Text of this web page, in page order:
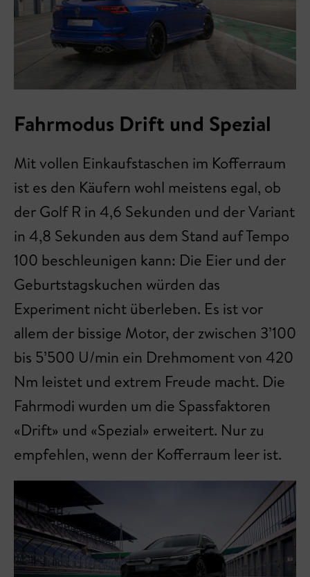
Fahrmodus Drift und Spezial
Mit vollen Einkaufstaschen im Kofferraum
ist es den Käufern wohl meistens egal, ob
der Golf R in 4,6 Sekunden und der Variant
in 4,8 Sekunden aus dem Stand auf Tempo
100 beschleunigen kann: Die Eier und der
Geburtstagskuchen würden das
Experiment nicht überleben. Es ist vor
allem der bissige Motor, der zwischen 3’100
bis 5’500 U/min ein Drehmoment von 420
Nm leistet und extrem Freude macht. Die
Fahrmodi wurden um die Spassfaktoren
«Drift» und «Spezial» erweitert. Nur zu
empfehlen, wenn der Kofferraum leer ist.